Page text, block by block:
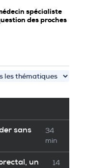
spécialiste
des proches
sans
34
min
un
14